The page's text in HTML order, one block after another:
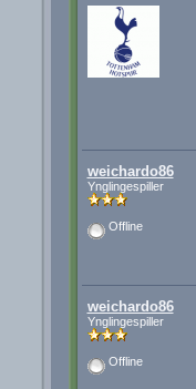
weichardo86
Ynglingespiller
Offline
weichardo86
Ynglingespiller
Offline